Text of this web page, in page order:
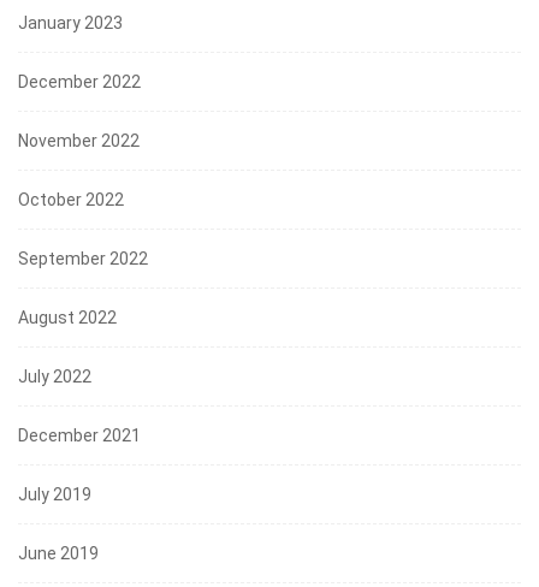
January 2023
December 2022
November 2022
October 2022
September 2022
August 2022
July 2022
December 2021
July 2019
June 2019